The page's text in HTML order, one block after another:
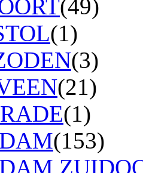
(49)
(1)
(3)
(21)
(1)
(153)